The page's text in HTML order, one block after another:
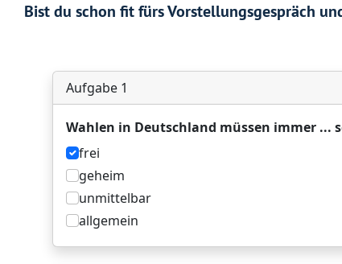
Bist du schon fit fürs Vorstellungsgespräch